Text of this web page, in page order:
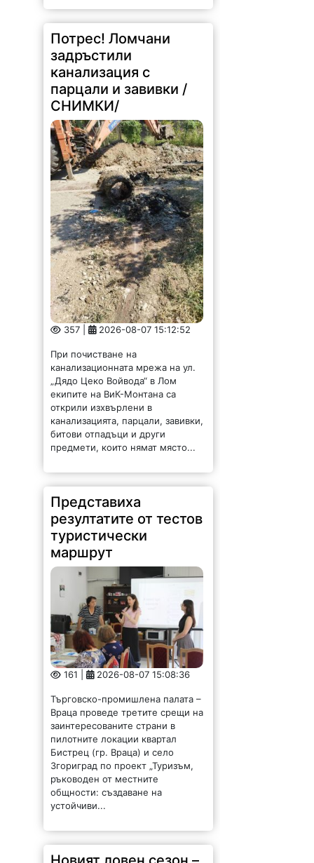
Потрес! Ломчани
задръстили
канализация с
парцали и завивки /
СНИМКИ/
357 | 2026-08-07 15:12:52
канализационната мрежа на ул.
„Дядо Цеко Войвода“ в Лом
екипите на ВиК-Монтана са
открили изхвърлени в
канализацията, парцали, завивки,
битови отпадъци и други
предмети, които нямат място...
Представиха
резултатите от тестов
туристически
маршрут
161 | 2026-08-07 15:08:36
Търговско-промишлена палата –
Враца проведе третите срещи на
заинтересованите страни в
пилотните локации квартал
Бистрец (гр. Враца) и село
Згориград по проект „Туризъм,
ръководен от местните
общности: създаване на
устойчиви...
Новият ловен сезон –